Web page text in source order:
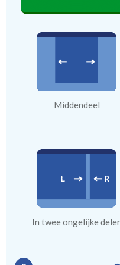
Middendeel
In twee ongelijke